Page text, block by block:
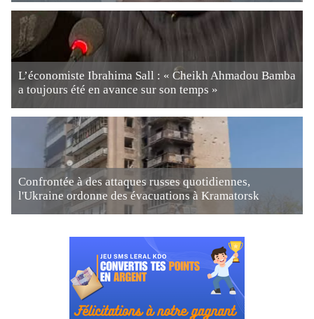
L’économiste Ibrahima Sall : « Cheikh Ahmadou Bamba
a toujours été en avance sur son temps »
Confrontée à des attaques russes quotidiennes,
l'Ukraine ordonne des évacuations à Kramatorsk